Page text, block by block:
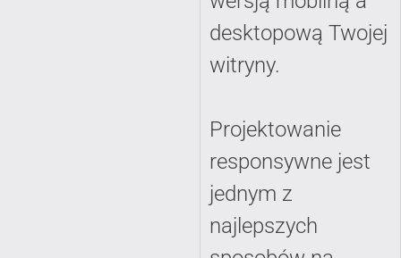
desktopową Twojej
witryny.
Projektowanie
responsywne jest
jednym z
najlepszych